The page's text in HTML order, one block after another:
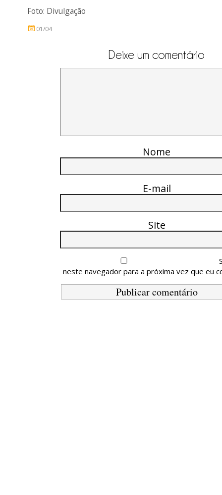
Foto: Divulgação
01/04
Deixe um comentário
Nome
E-mail
Site
neste navegador para a próxima vez que eu